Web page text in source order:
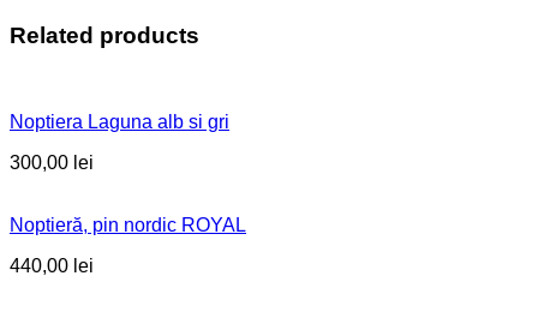
Related products
Noptiera Laguna alb si gri
300,00 lei
Noptieră, pin nordic ROYAL
440,00 lei